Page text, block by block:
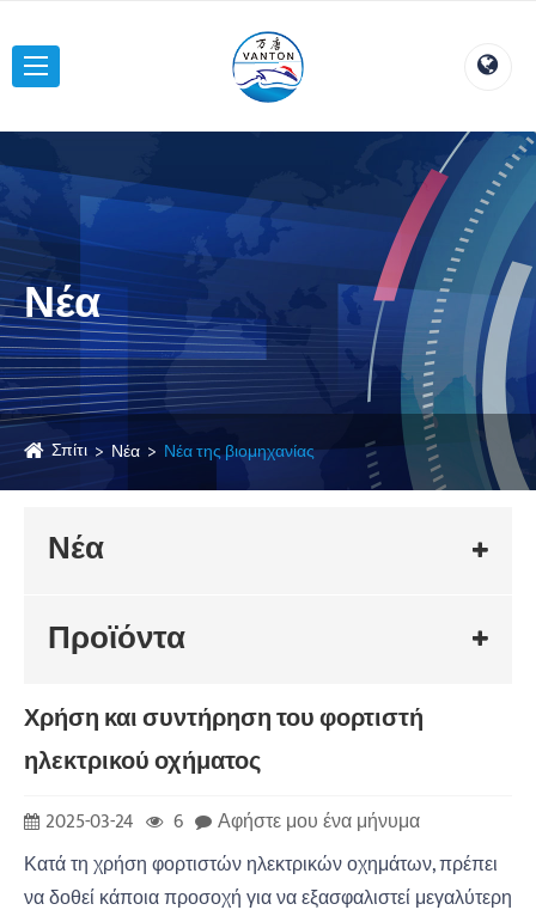
Νέα
Σπίτι Νέα Νέα της βιομηχανίας
Νέα
Προϊόντα
Χρήση και συντήρηση του φορτιστή
ηλεκτρικού οχήματος
2025-03-24 6
Αφήστε μου ένα μήνυμα
Κατά τη χρήση φορτιστών ηλεκτρικών οχημάτων, πρέπει
να δοθεί κάποια προσοχή για να εξασφαλιστεί μεγαλύτερη